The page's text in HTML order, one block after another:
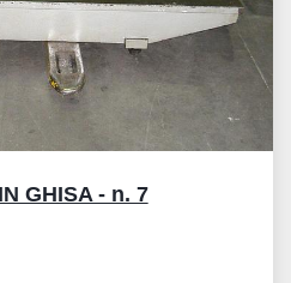
GHISA - n. 7